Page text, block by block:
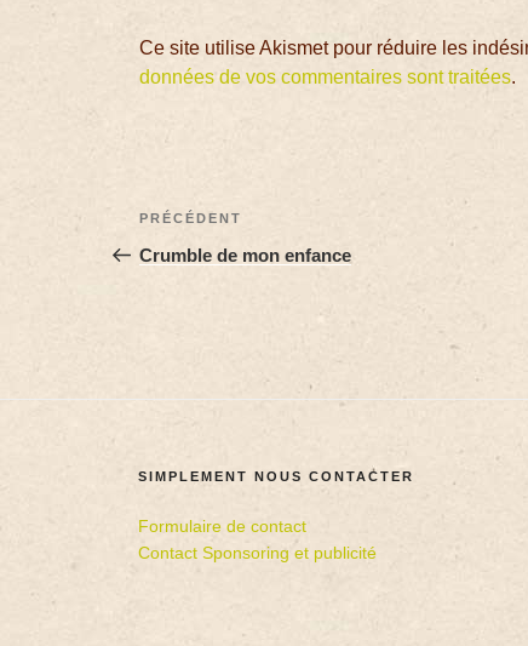
Ce site utilise Akismet pour réduire les
données de vos commentaires sont traitées.
PRÉCÉDENT
Crumble de mon enfance
SIMPLEMENT NOUS CONTACTER
Formulaire de contact
Contact Sponsoring et publicité